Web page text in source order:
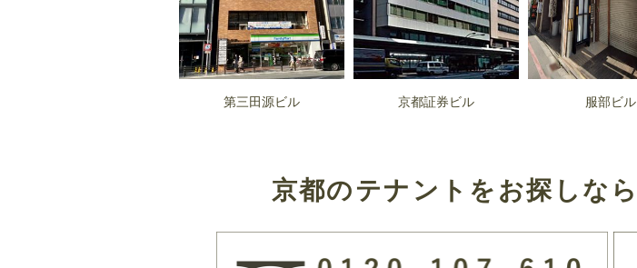
第三田源ビル 京都証券ビル 服部ビル
京都のテナントをお探しなら